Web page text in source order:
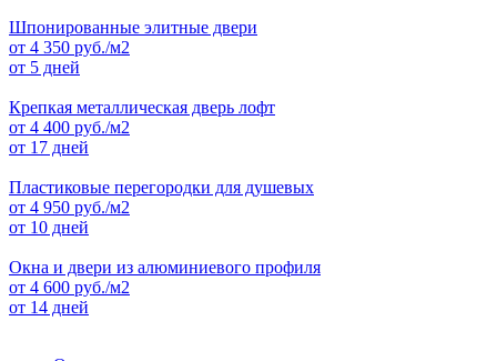
Шпонированные элитные двери
от 4 350 руб./м2
от 5 дней
Крепкая металлическая дверь лофт
от 4 400 руб./м2
от 17 дней
Пластиковые перегородки для душевых
от 4 950 руб./м2
от 10 дней
Окна и двери из алюминиевого профиля
от 4 600 руб./м2
от 14 дней